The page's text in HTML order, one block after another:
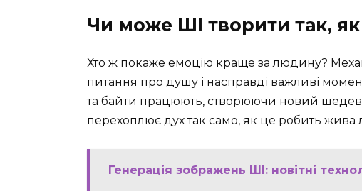
Чи може ШІ творити так,
Хто ж покаже емоцію краще за людину?
питання про душу і насправді важливі
та байти працюють, створюючи новий
перехоплює дух так само, як це робить
Генерація зображень ШІ: новітні